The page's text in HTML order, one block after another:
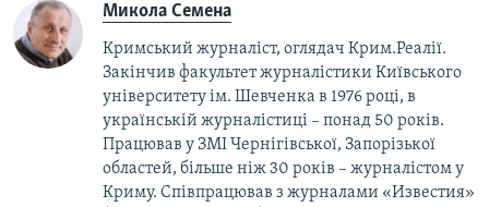
Микола Семена
Кримський журналіст, оглядач Крим.Реалії.
Закінчив факультет журналістики Київського
університету ім. Шевченка в 1976 році, в
українській журналістиці – понад 50 років.
Працював у ЗМІ Чернігівської, Запорізької
областей, більше ніж 30 років – журналістом у
Криму. Співпрацював з журналами «Известия»